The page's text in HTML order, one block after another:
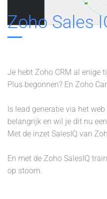
Zoho Sales
Je hebt Zoho CRM al enige
Plus begonnen? En Zoho
Is lead generatie via het
belangrijk en wil je dit nu
Met de inzet SalesIQ van
En met de Zoho SalesIQ
op stoom.